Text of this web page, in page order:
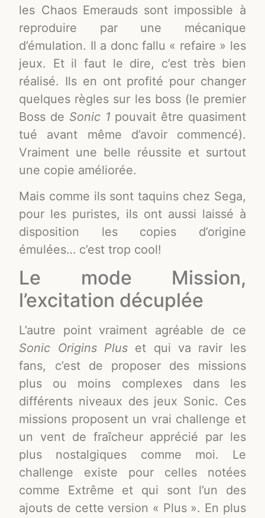
les Chaos Emerauds sont impossible à
reproduire par une mécanique
d’émulation. Il a donc fallu « refaire » les
jeux. Et il faut le dire, c’est très bien
réalisé. Ils en ont profité pour changer
quelques règles sur les boss (le premier
Boss de Sonic 1 pouvait être quasiment
tué avant même d’avoir commencé).
Vraiment une belle réussite et surtout
une copie améliorée.
Mais comme ils sont taquins chez Sega,
pour les puristes, ils ont aussi laissé à
disposition les copies d’origine
émulées… c’est trop cool!
Le mode Mission,
l’excitation décuplée
L’autre point vraiment agréable de ce
Sonic Origins Pluset qui va ravir les
fans, c’est de proposer des missions
plus ou moins complexes dans les
différents niveaux des jeux Sonic. Ces
missions proposent un vrai challenge et
un vent de fraîcheur apprécié par les
plus nostalgiques comme moi. Le
challenge existe pour celles notées
comme Extrême et qui sont l’un des
ajouts de cette version « Plus ». En plus